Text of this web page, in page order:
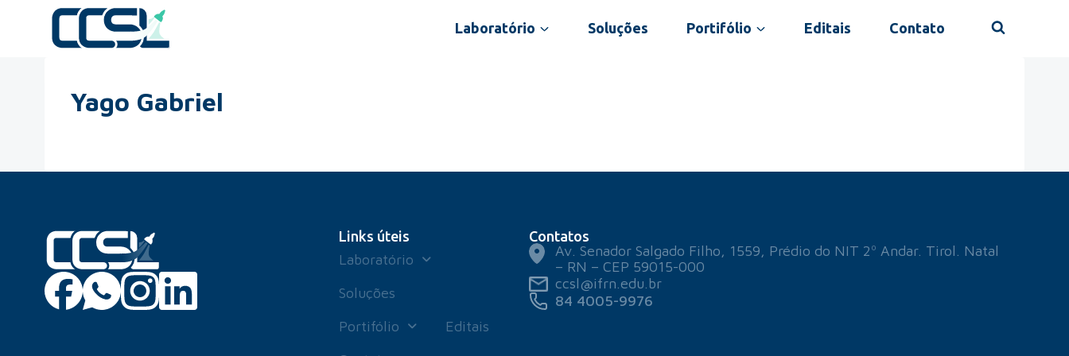
Laboratório Soluções Portifólio Editais Contato
Yago Gabriel
Links úteis
Laboratório
Soluções
Portifólio
Editais
Contatos
Av. Senador Salgado Filho, 1559, Prédio do NIT 2º Andar. Tirol. Natal
– RN – CEP 59015-000
ccsl@ifrn.edu.br
84 4005-9976